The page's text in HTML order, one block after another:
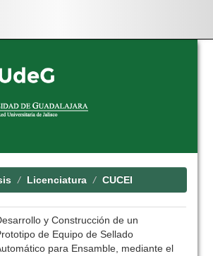
Licenciatura CUCEI
y Construcción de un
de Equipo de Sellado
para Ensamble, mediante el